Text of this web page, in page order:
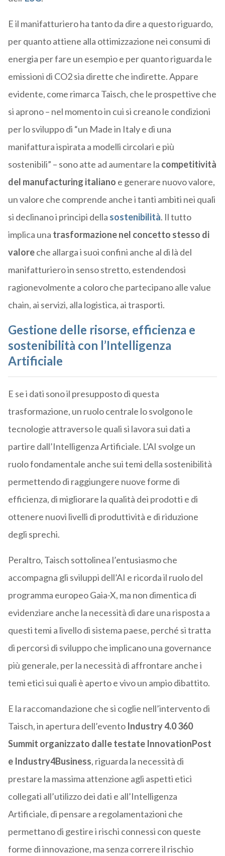
E il manifatturiero ha tanto da dire a questo riguardo,
per quanto attiene alla ottimizzazione nei consumi di
energia per fare un esempio e per quanto riguarda le
emissioni di CO2 sia dirette che indirette. Appare
evidente, come rimarca Taisch, che le prospettive che
si aprono – nel momento in cui si creano le condizioni
per lo sviluppo di “un Made in Italy e di una
manifattura ispirata a modelli circolari e più
sostenibili” – sono atte ad aumentare la competitività
del manufacturing italiano e generare nuovo valore,
un valore che comprende anche i tanti ambiti nei quali
si declinano i principi della sostenibilità. Il tutto
implica una trasformazione nel concetto stesso di
valoreche allarga i suoi confini anche al di là del
manifatturiero in senso stretto, estendendosi
ragionevolmente a coloro che partecipano alle value
chain, ai servizi, alla logistica, ai trasporti.
Gestione delle risorse, efficienza e
sostenibilità con l’Intelligenza
Artificiale
E se i dati sono il presupposto di questa
trasformazione, un ruolo centrale lo svolgono le
tecnologie attraverso le quali si lavora sui dati a
partire dall’Intelligenza Artificiale. L’AI svolge un
ruolo fondamentale anche sui temi della sostenibilità
permettendo di raggiungere nuove forme di
efficienza, di migliorare la qualità dei prodotti e di
ottenere nuovi livelli di produttività e di riduzione
degli sprechi.
Peraltro, Taisch sottolinea l’entusiasmo che
accompagna gli sviluppi dell’AI e ricorda il ruolo del
programma europeo Gaia-X, ma non dimentica di
evidenziare anche la necessità di dare una risposta a
questi temi a livello di sistema paese, perché si tratta
di percorsi di sviluppo che implicano una governance
più generale, per la necessità di affrontare anche i
temi etici sui quali è aperto e vivo un ampio dibattito.
E la raccomandazione che si coglie nell’intervento di
Taisch, in apertura dell’evento Industry 4.0 360
Summit organizzato dalle testate InnovationPost
e Industry4Business, riguarda la necessità di
prestare la massima attenzione agli aspetti etici
collegati all’utilizzo dei dati e all’Intelligenza
Artificiale, di pensare a regolamentazioni che
permettano di gestire i rischi connessi con queste
forme di innovazione, ma senza correre il rischio